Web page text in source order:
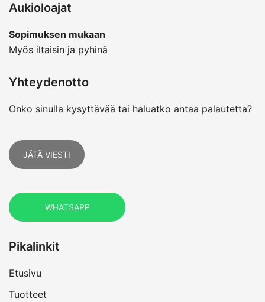
Aukioloajat
Sopimuksen mukaan
Myös iltaisin ja pyhinä
Yhteydenotto
Onko sinulla kysyttävää tai haluatko antaa palautetta?
JÄTÄ VIESTI
WHATSAPP
Pikalinkit
Etusivu
Tuotteet